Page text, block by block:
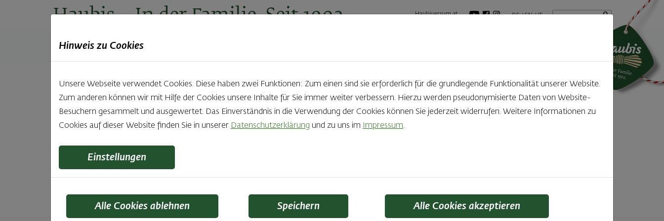
Haubis– In der Familie. Seit 1902. Haubiversum.at DE EN IT Suchbegriff
Produkte Backstuben
Unsere Produkte aus der Backstube entdecken
Hinweis zu Cookies
Unsere Webseite verwendet Cookies. Diese haben zwei Funktionen: Zum einen sind sie erforderlich für die grundlegende Funktionalität unserer Website.
Zum anderen können wir mit Hilfe der Cookies unsere Inhalte für Sie immer weiter verbessern. Hierzu werden pseudonymisierte Daten von Website-
Besuchern gesammelt und ausgewertet. Das Einverständnis in die Verwendung der Cookies können Sie jederzeit widerrufen. Weitere Informationen zu
Cookies auf dieser Website finden Sie in unserer Datenschutzerklärung und zu uns im Impressum.
Einstellungen
Alle Cookies ablehnen Speichern Alle Cookies akzeptieren